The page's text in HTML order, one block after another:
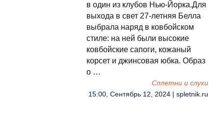
в один из клубов Нью-Йорка.Для
выхода в свет 27-летняя Белла
выбрала наряд в ковбойском
стиле: на ней были высокие
ковбойские сапоги, кожаный
корсет и джинсовая юбка. Образ
о …
Сплетни и слухи
15:00, Сентябрь 12, 2024 | spletnik.ru